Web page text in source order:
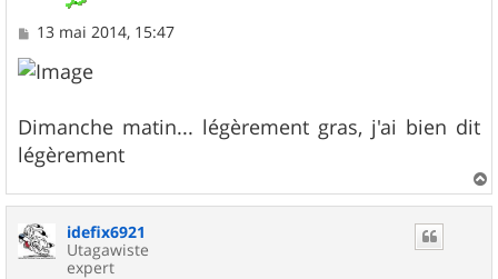
M
s
s
g
e
13 mai 2014, 15:47
Dimanche matin... légèrement gras, j'ai bien dit
légèrement
a
idefix6921
Utagawiste
expert